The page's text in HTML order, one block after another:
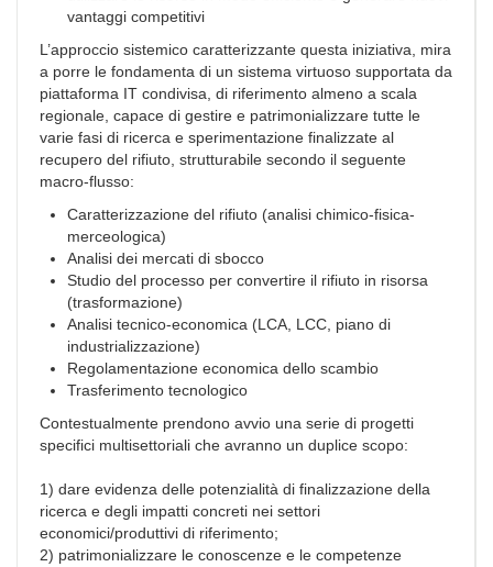
vantaggi competitivi
L’approccio sistemico caratterizzante questa iniziativa, mira
a porre le fondamenta di un sistema virtuoso supportata da
piattaforma IT condivisa, di riferimento almeno a scala
regionale, capace di gestire e patrimonializzare tutte le
varie fasi di ricerca e sperimentazione finalizzate al
recupero del rifiuto, strutturabile secondo il seguente
macro-flusso:
Caratterizzazione del rifiuto (analisi chimico-fisica-
merceologica)
Analisi dei mercati di sbocco
Studio del processo per convertire il rifiuto in risorsa
(trasformazione)
Analisi tecnico-economica (LCA, LCC, piano di
industrializzazione)
Regolamentazione economica dello scambio
Trasferimento tecnologico
Contestualmente prendono avvio una serie di progetti
specifici multisettoriali che avranno un duplice scopo:
1) dare evidenza delle potenzialità di finalizzazione della
ricerca e degli impatti concreti nei settori
economici/produttivi di riferimento;
2) patrimonializzare le conoscenze e le competenze